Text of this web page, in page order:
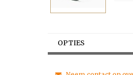
OPTIES